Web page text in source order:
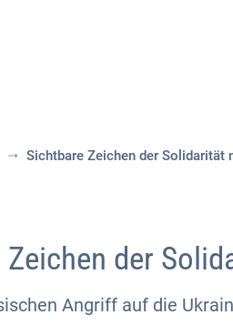
Sichtbare Zeichen der Solidarität
der
Angriff auf die